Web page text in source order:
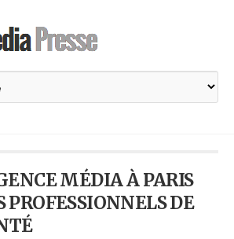
MÉDIA À PARIS
PROFESSIONNELS DE